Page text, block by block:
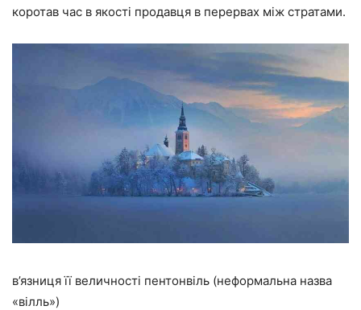
коротав час в якості продавця в перервах між стратами.
в’язниця її величності пентонвіль (неформальна назва
«вілль»)